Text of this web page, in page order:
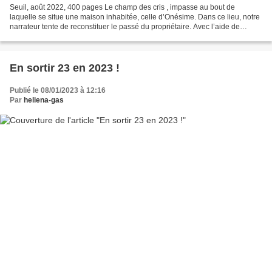
Seuil, août 2022, 400 pages Le champ des cris , impasse au bout de
laquelle se situe une maison inhabitée, celle d’Onésime. Dans ce lieu, notre
narrateur tente de reconstituer le passé du propriétaire. Avec l’aide de
En sortir 23 en 2023 !
Publié le 08/01/2023 à 12:16
Par heliena-gas